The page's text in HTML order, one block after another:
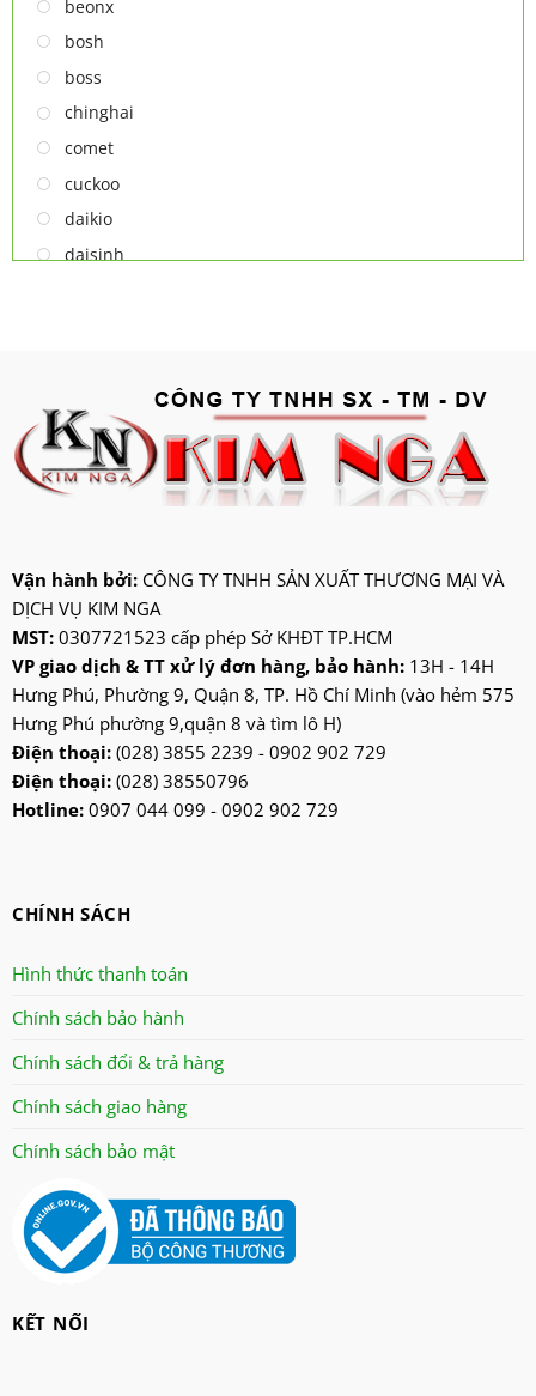
MÁY NƯỚC NÓNG LẠNH
NỒI CƠM ĐIỆN
QUẠT ĐIỆN
beonx
bosh
boss
chinghai
comet
cuckoo
daikio
daisinh
ifan
jatec
jiplai
kangaroo
kangen
kdk
ktp
lifan
Mitsubishi
nanoco
ninosun
oulai
Panasonic
robot
senko
sharp
sunhouse
superwin
tiger
tiross
Vận hành bởi: CÔNG TY TNHH SẢN XUẤT THƯƠNG MẠI VÀ
DỊCH VỤ KIM NGA
MST: 0307721523 cấp phép Sở KHĐT TP.HCM
VP giao dịch & TT xử lý đơn hàng, bảo hành:13H - 14H
Hưng Phú, Phường 9, Quận 8, TP. Hồ Chí Minh (vào hẻm 575
Hưng Phú phường 9,quận 8 và tìm lô H)
Điện thoại: (028) 3855 2239 - 0902 902 729
Điện thoại: (028) 38550796
Hotline:0907 044 099 - 0902 902 729
CHÍNH SÁCH
Hình thức thanh toán
Chính sách bảo hành
Chính sách đổi & trả hàng
Chính sách giao hàng
Chính sách bảo mật
KẾT NỐI